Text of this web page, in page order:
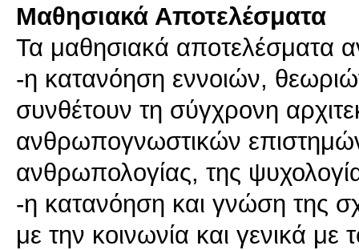
Μαθησιακά Αποτελέσματα
Τα μαθησιακά αποτελέσματα
-η κατανόηση εννοιών,
συνθέτουν τη σύγχρονη
ανθρωπογνωστικών
ανθρωπολογίας, της
-η κατανόηση και γνώση της
με την κοινωνία και γενικά με